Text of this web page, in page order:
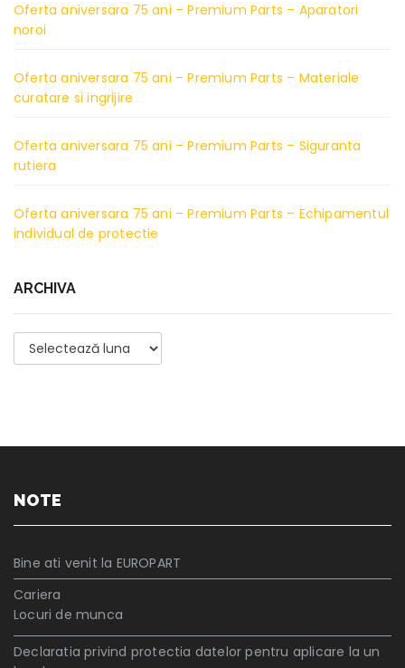
Oferta aniversara 75 ani – Premium Parts – Aparatori
noroi
Oferta aniversara 75 ani – Premium Parts – Materiale
curatare si ingrijire
Oferta aniversara 75 ani – Premium Parts – Siguranta
rutiera
Oferta aniversara 75 ani – Premium Parts – Echipamentul
individual de protectie
ARCHIVA
Archiva
NOTE
Bine ati venit la EUROPART
Cariera
Locuri de munca
Declaratia privind protectia datelor pentru aplicare la un